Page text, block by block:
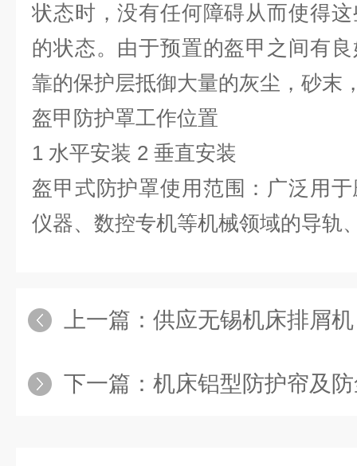
状态时，没有任何障碍从而使得
的状态。由于预置的盔甲之间有
靠的保护层抵御大量的灰尘，砂末
盔甲防护罩工作位置
1 水平安装 2 垂直安装
盔甲式防护罩使用范围：广泛用
仪器、数控专机等机械领域的导轨
上一篇： 供应无锡机床排屑机
下一篇： 机床铝型防护帘及